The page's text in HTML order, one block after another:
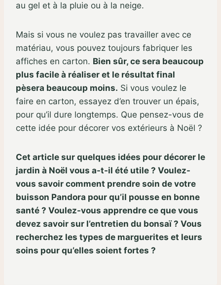
au gel et à la pluie ou à la neige.
Mais si vous ne voulez pas travailler avec ce
matériau, vous pouvez toujours fabriquer les
affiches en carton. Bien sûr, ce sera beaucoup
plus facile à réaliser et le résultat final
pèsera beaucoup moins. Si vous voulez le
faire en carton, essayez d’en trouver un épais,
pour qu’il dure longtemps. Que pensez-vous de
cette idée pour décorer vos extérieurs à Noël ?
Cet article sur quelques idées pour décorer le
jardin à Noël vous a-t-il été utile ? Voulez-
vous savoir comment prendre soin de votre
buisson Pandora pour qu’il pousse en bonne
santé ? Voulez-vous apprendre ce que vous
devez savoir sur l’entretien du bonsaï ? Vous
recherchez les types de marguerites et leurs
soins pour qu’elles soient fortes ?